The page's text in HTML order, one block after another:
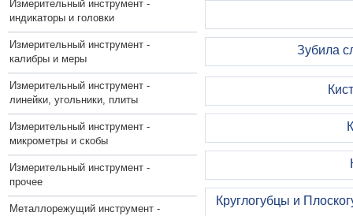
Измерительный инструмент -
индикаторы и головки
Измерительный инструмент -
калибры и меры
Измерительный инструмент -
линейки, угольники, плиты
Измерительный инструмент -
микрометры и скобы
Измерительный инструмент -
прочее
Металлорежущий инструмент -
Зубила
Круглогубцы и